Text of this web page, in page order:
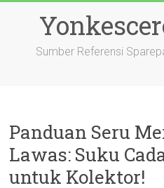
Sumber Referensi
Panduan Seru
Lawas: Suku
untuk Kolektor!